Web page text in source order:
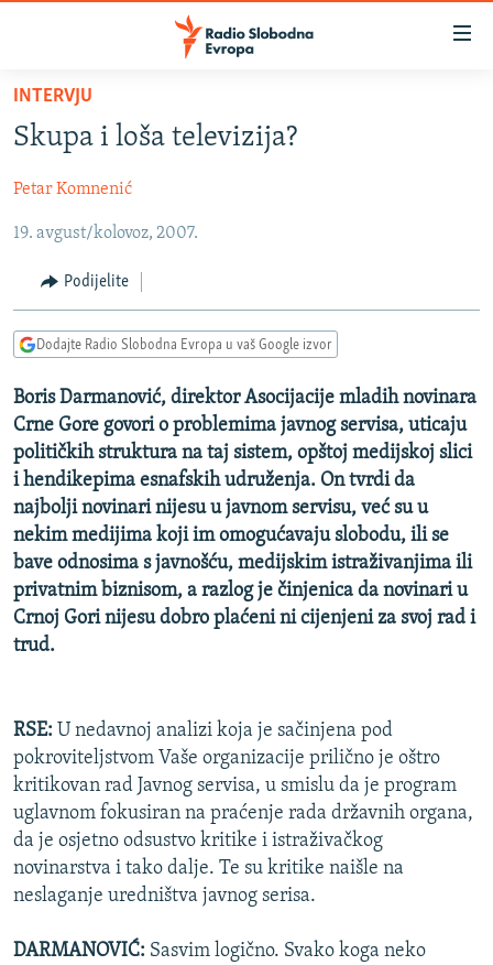
Pređite
glavni
Pređite
na
navigaciju
Pređite
na
pretragu
VIJESTI
BOSNA I HERCEGOVINA
SRBIJA
KOSOVO
CRNA GORA
VIZUELNO
VIDEO
FOTOGALERIJE
INFOGRAFIKE
PODCASTI
RAT U UKRAJINI
KINA NA BALKANU
RSE PRIČE IZ SVIJETA
ISPRIČAJ MI
DNEVNO@RSE
SPECIJALI RSE
VIŠE OD NASLOVA
TV LIBERTY
POST SCRIPTUM
MOJA EVROPA
TRI DECENIJE OD RATA U BIH
SVE KARTE DEJTONA
NASTANAK I RASPAD JUGOSLAVIJE
PRATITE NAS
Sve RFE/RL stranice
INTERVJU
Skupa i loša televizija?
Petar Komnenić
19. avgust/kolovoz, 2007.
Podijelite
Dodajte Radio Slobodna Evropa u vaš Google izvor
Boris Darmanović, direktor Asocijacije mladih novinara
Crne Gore govori o problemima javnog servisa, uticaju
političkih struktura na taj sistem, opštoj medijskoj slici
i hendikepima esnafskih udruženja. On tvrdi da
najbolji novinari nijesu u javnom servisu, već su u
nekim medijima koji im omogućavaju slobodu, ili se
bave odnosima s javnošću, medijskim istraživanjima ili
privatnim biznisom, a razlog je činjenica da novinari u
Crnoj Gori nijesu dobro plaćeni ni cijenjeni za svoj rad i
trud.
RSE: U nedavnoj analizi koja je sačinjena pod
pokroviteljstvom Vaše organizacije prilično je oštro
kritikovan rad Javnog servisa, u smislu da je program
uglavnom fokusiran na praćenje rada državnih organa,
da je osjetno odsustvo kritike i istraživačkog
novinarstva i tako dalje. Te su kritike naišle na
neslaganje uredništva javnog serisa.
DARMANOVIĆ: Sasvim logično. Svako koga neko